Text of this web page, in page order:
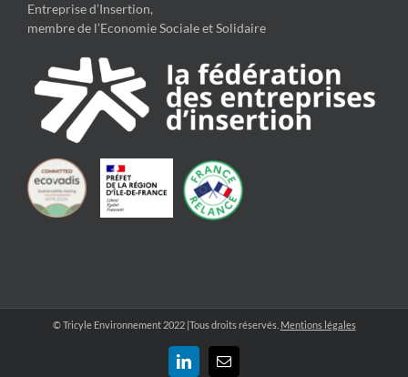
Entreprise d’Insertion,
membre de l’Economie Sociale et Solidaire
© Tricyle Environnement 2022 |Tous droits réservés. Mentions légales
LinkedInEmail